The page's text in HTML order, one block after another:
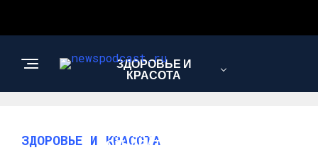
ЗДОРОВЬЕ И
КРАСОТА
ИНТЕРЕСНОЕ И
ПОЗНАВАТЕЛЬНОЕ
ЗДОРОВЬЕ И КРАСОТА